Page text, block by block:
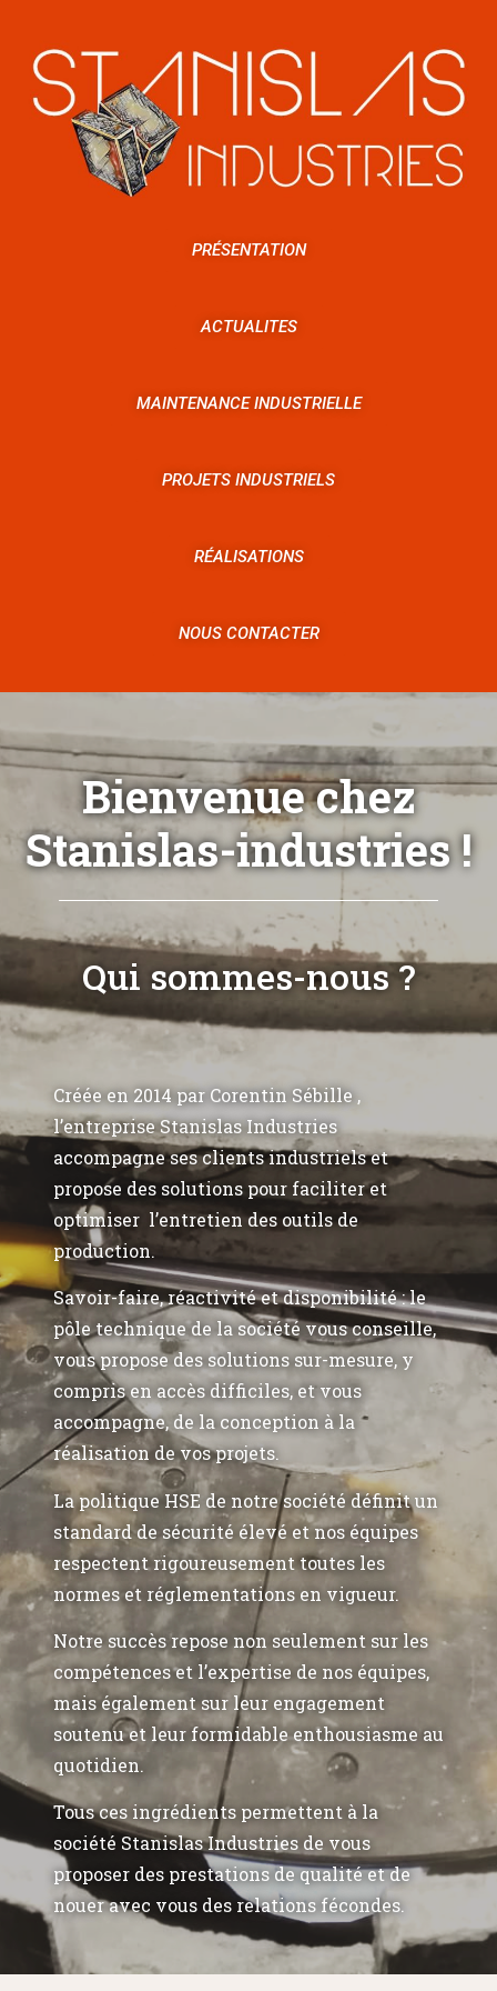
PRÉSENTATION
ACTUALITES
MAINTENANCE INDUSTRIELLE
PROJETS INDUSTRIELS
RÉALISATIONS
NOUS CONTACTER
Bienvenue chez
Stanislas-industries !
Qui sommes-nous ?
Créée en 2014 par Corentin Sébille ,
l’entreprise Stanislas Industries
accompagne ses clients industriels et
propose des solutions pour faciliter et
optimiser l’entretien des outils de
production.
Savoir-faire, réactivité et disponibilité : le
pôle technique de la société vous conseille,
vous propose des solutions sur-mesure, y
compris en accès difficiles, et vous
accompagne, de la conception à la
réalisation de vos projets.
La politique HSE de notre société définit un
standard de sécurité élevé et nos équipes
respectent rigoureusement toutes les
normes et réglementations en vigueur.
Notre succès repose non seulement sur les
compétences et l’expertise de nos équipes,
mais également sur leur engagement
soutenu et leur formidable enthousiasme au
quotidien.
Tous ces ingrédients permettent à la
société Stanislas Industries de vous
proposer des prestations de qualité et de
nouer avec vous des relations fécondes.